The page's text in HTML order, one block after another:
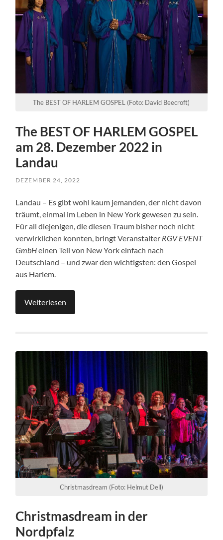
The BEST OF HARLEM GOSPEL (Foto: David Beecroft)
The BEST OF HARLEM GOSPEL
am 28. Dezember 2022 in
Landau
DEZEMBER 24, 2022
Landau – Es gibt wohl kaum jemanden, der nicht davon
träumt, einmal im Leben in New York gewesen zu sein.
Für all diejenigen, die diesen Traum bisher noch nicht
verwirklichen konnten, bringt Veranstalter RGV EVENT
GmbHeinen Teil von New York einfach nach
Deutschland – und zwar den wichtigsten: den Gospel
aus Harlem.
Weiterlesen
Christmasdream (Foto: Helmut Dell)
Christmasdream in der
Nordpfalz